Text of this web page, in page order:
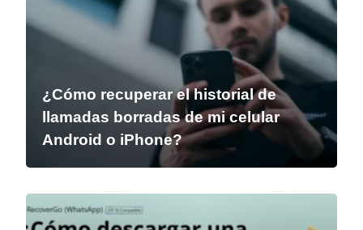
¿Cómo recuperar el historial de
llamadas borradas de mi celular
Android o iPhone?